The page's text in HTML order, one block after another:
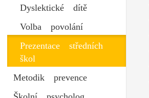
Dyslektické dítě
Volba povolání
Prezentace středních
škol
Metodik prevence
Školní psycholog